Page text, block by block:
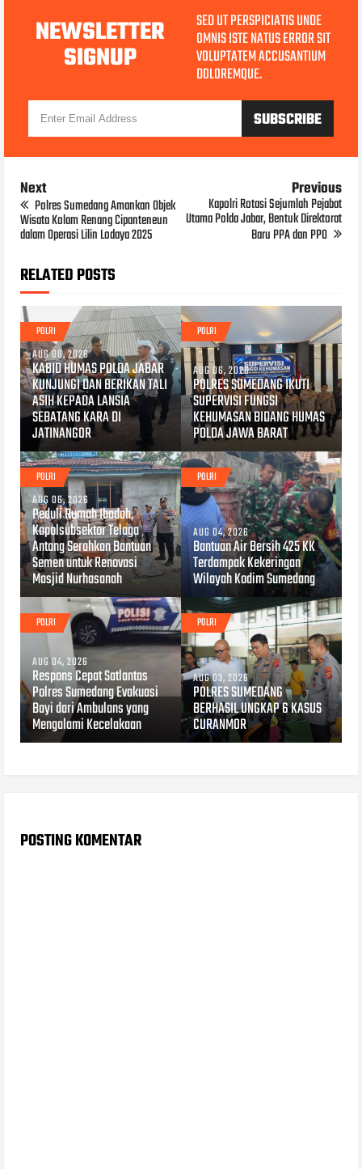
NEWSLETTER
SIGNUP
SED UT PERSPICIATIS UNDE
OMNIS ISTE NATUS ERROR SIT
VOLUPTATEM ACCUSANTIUM
DOLOREMQUE.
Next
Polres Sumedang Amankan Objek
Wisata Kolam Renang Cipanteneun
dalam Operasi Lilin Lodaya 2025
Previous
Kapolri Rotasi Sejumlah Pejabat
Utama Polda Jabar, Bentuk Direktorat
Baru PPA dan PPO
RELATED POSTS
POLRI
AUG 06, 2026
KABID HUMAS POLDA JABAR
KUNJUNGI DAN BERIKAN TALI
ASIH KEPADA LANSIA
SEBATANG KARA DI
JATINANGOR
POLRI
AUG 06, 2026
POLRES SUMEDANG IKUTI
SUPERVISI FUNGSI
KEHUMASAN BIDANG HUMAS
POLDA JAWA BARAT
POLRI
AUG 06, 2026
Peduli Rumah Ibadah,
Kapolsubsektor Telaga
Antang Serahkan Bantuan
Semen untuk Renovasi
Masjid Nurhasanah
POLRI
AUG 04, 2026
Bantuan Air Bersih 425 KK
Terdampak Kekeringan
Wilayah Kodim Sumedang
POLRI
AUG 04, 2026
Respons Cepat Satlantas
Polres Sumedang Evakuasi
Bayi dari Ambulans yang
Mengalami Kecelakaan
POLRI
AUG 03, 2026
POLRES SUMEDANG
BERHASIL UNGKAP 6 KASUS
CURANMOR
POSTING KOMENTAR